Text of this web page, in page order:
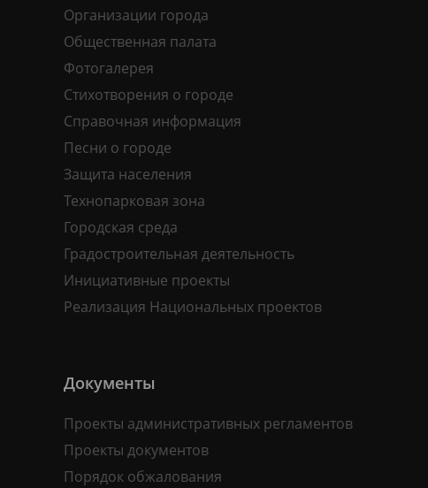
Организации города
Общественная палата
Фотогалерея
Стихотворения о городе
Справочная информация
Песни о городе
Защита населения
Технопарковая зона
Городская среда
Градостроительная деятельность
Инициативные проекты
Реализация Национальных проектов
Документы
Проекты административных регламентов
Проекты документов
Порядок обжалования